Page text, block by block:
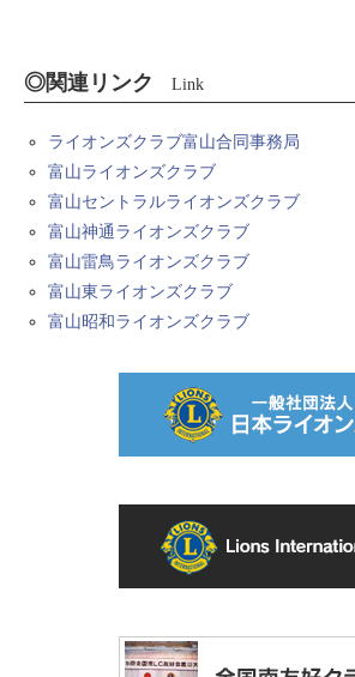
◎関連リンク Link
ライオンズクラブ富山合同事務局
富山ライオンズクラブ
富山セントラルライオンズクラブ
富山神通ライオンズクラブ
富山雷鳥ライオンズクラブ
富山東ライオンズクラブ
富山昭和ライオンズクラブ